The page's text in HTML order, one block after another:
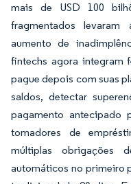
mais de USD 100
fragmentados
aumento de
fintechs agora integram
pague depois com suas
saldos, detectar
pagamento
tomadores de
múltiplas obrigações
automáticos no primeiro